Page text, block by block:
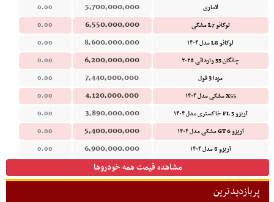
لاماری
5,700,000,000
0.00
لوکانو L7 مشکی
6,550,000,000
0.00
لوکانو L8 مدل ۱۴۰۴
8,600,000,000
0.00
چانگان 55 وارداتی ۲۰۲۵
6,200,000,000
0.00
مزدا 3 فول
7,440,000,000
0.00
X55 مشکی مدل ۱۴۰۴
4,120,000,000
0.00
آریزو 5 FL خاکستری مدل ۱۴۰۴
3,890,000,000
0.00
آریزو 6 GT مشکی مدل ۱۴۰۴
5,400,000,000
0.00
آریزو 8 مدل ۱۴۰۴
6,900,000,000
0.00
مشاهده قیمت همه خودروها
پربازدیدترین